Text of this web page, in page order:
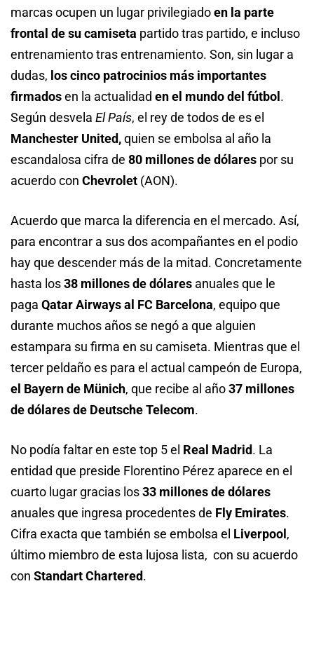
marcas ocupen un lugar privilegiadoen la parte
frontal de su camiseta partido tras partido, e incluso
entrenamiento tras entrenamiento. Son, sin lugar a
dudas, los cinco patrocinios más importantes
firmadosen la actualidad en el mundo del fútbol .
Según desvela El País, el rey de todos de es el
Manchester United,quien se embolsa al año la
escandalosa cifra de 80 millones de dólares por su
acuerdo con Chevrolet (AON).
Acuerdo que marca la diferencia en el mercado. Así,
para encontrar a sus dos acompañantes en el podio
hay que descender más de la mitad. Concretamente
hasta los38 millones de dólares anuales que le
paga Qatar Airways al FC Barcelona, equipo que
durante muchos años se negó a que alguien
estampara su firma en su camiseta. Mientras que el
tercer peldaño es para el actual campeón de Europa,
el Bayern de Münich, que recibe al año37 millones
de dólares de Deutsche Telecom.
No podía faltar en este top 5 el Real Madrid. La
entidad que preside Florentino Pérez aparece en el
cuarto lugar gracias los33 millones de dólares
anuales que ingresa procedentes de Fly Emirates.
Cifra exacta que también se embolsa el Liverpool ,
último miembro de esta lujosa lista, con su acuerdo
con Standart Chartered.